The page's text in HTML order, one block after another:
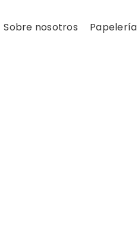
Sobre nosotros Papelería